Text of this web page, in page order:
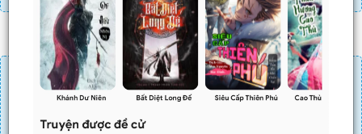
Đăng nhập Nạp linh thạch
Mua 4 chương chỉ có tác dụng tiết kiệm thời gian.
Mua 4 chương thì 3 chương sau sẽ không phải ấn mua.
Ví dụ bạn đang ở chương 100 và mua 4 chương thìchương
101,102,103 sẽ không phải ấn mua.